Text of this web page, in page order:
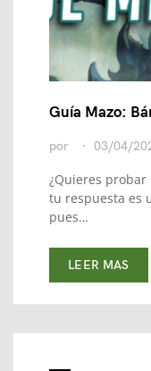
Guía Mazo:
por 03/04/
¿Quieres probar
tu respuesta es
pues…
LEER MAS